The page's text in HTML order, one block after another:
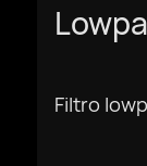
Filtro